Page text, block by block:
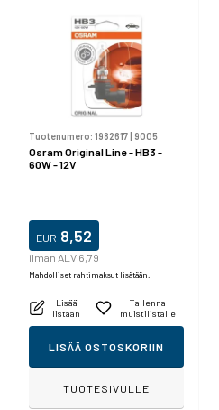
Tuotenumero: 1982617| 9005
Osram Original Line - HB3 -
60W - 12V
EUR 8,52
ilman ALV 6,79
Mahdolliset rahtimaksut lisätään.
Lisää
listaan
Tallenna
muistilistalle
LISÄÄ OSTOSKORIIN
TUOTESIVULLE